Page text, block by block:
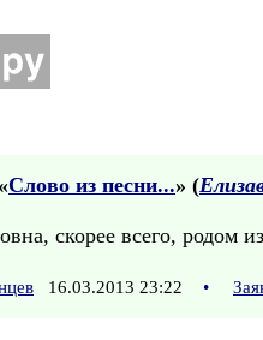
Слово из песни...» (
скорее всего, родом
16.03.2013 23:22 •